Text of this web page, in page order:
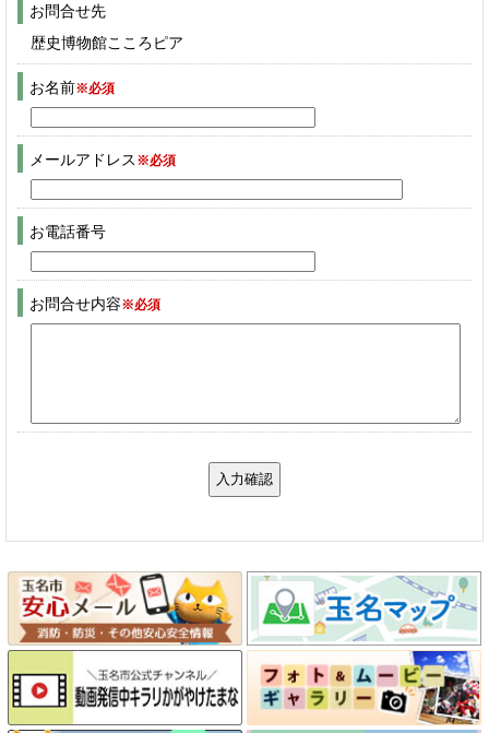
お問合せ先
歴史博物館こころピア
お名前※必須
メールアドレス ※必須
お電話番号
お問合せ内容※必須